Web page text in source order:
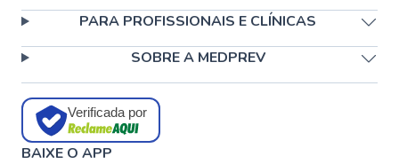
PARA PROFISSIONAIS E CLÍNICAS
SOBRE A MEDPREV
Verificada por
BAIXE O APP